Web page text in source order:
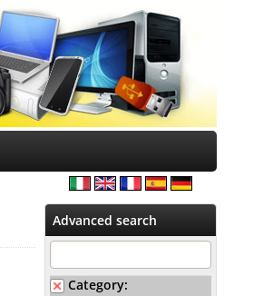
Advanced search
Category: